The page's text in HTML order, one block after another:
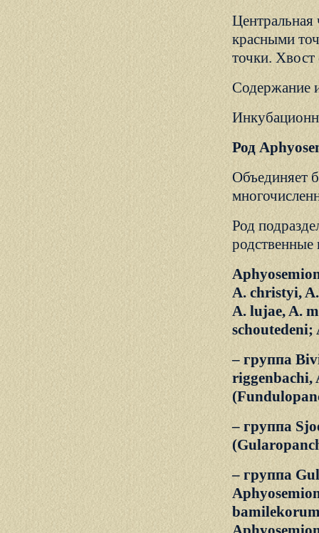
Центральная
красными
точки. Хвост
Содержание
Род
Объединяет
Род
родственные
A. christyi,
A. lujae, A.
– группа
riggenbachi,
– группа
– группа